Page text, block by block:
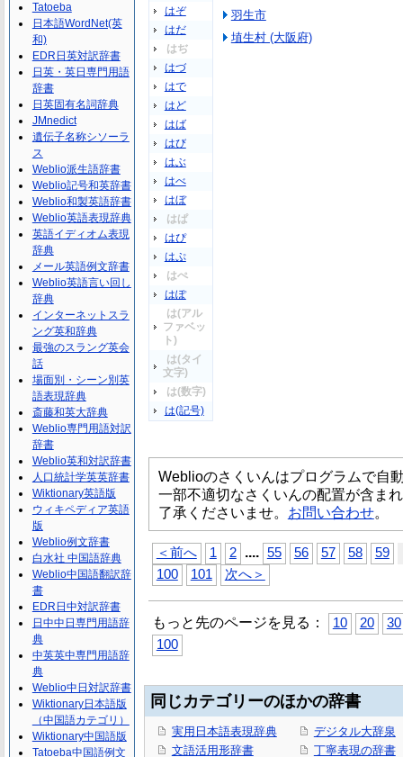
はぞ
はだ
はぢ
はづ
はで
はど
はば
はび
はぶ
はべ
はぼ
はぱ
はぴ
はぷ
はぺ
はぽ
は(アル
ファベッ
ト)
は(タイ
文字)
は(数字)
は(記号)
羽生市
埴生村 (大阪府)
Weblioのさくいんはプログラムで自
一部不適切なさくいんの配置が含ま
了承くださいませ。 お問い合わせ。
＜前へ 1 2 .... 55 56 57 58 59
100
101 次へ＞
もっと先のページを見る： 10 20
30
100
同じカテゴリーのほかの辞書
実用日本語表現辞典
文語活用形辞書
デジタル大辞泉
丁寧表現の辞書
Tatoeba
日本語WordNet(英
和)
EDR日英対訳辞書
日英・英日専門用語
辞書
日英固有名詞辞典
JMnedict
遺伝子名称シソーラ
ス
Weblio派生語辞書
Weblio記号和英辞書
Weblio和製英語辞書
Weblio英語表現辞典
英語イディオム表現
辞典
メール英語例文辞書
Weblio英語言い回し
辞典
インターネットスラ
ング英和辞典
最強のスラング英会
話
場面別・シーン別英
語表現辞典
斎藤和英大辞典
Weblio専門用語対訳
辞書
Weblio英和対訳辞書
人口統計学英英辞書
Wiktionary英語版
ウィキペディア英語
版
Weblio例文辞書
白水社 中国語辞典
Weblio中国語翻訳辞
書
EDR日中対訳辞書
日中中日専門用語辞
典
中英英中専門用語辞
典
Weblio中日対訳辞書
Wiktionary日本語版
（中国語カテゴリ）
Wiktionary中国語版
Tatoeba中国語例文